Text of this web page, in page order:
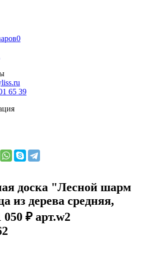
0
65 39
доска "Лесной шарм
из дерева средняя,
050 ₽ арт.w2